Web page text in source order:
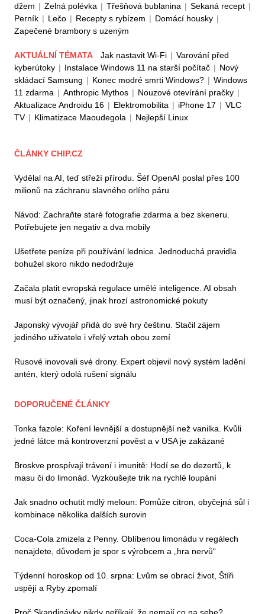
džem | Zelná polévka | Třešňová bublanina | Sekaná recept |
Perník | Lečo | Recepty s rybízem | Domácí housky |
Zapečené brambory s uzeným
AKTUÁLNÍ TÉMATA Jak nastavit Wi-Fi | Varování před
kyberútoky | Instalace Windows 11 na starší počítač | Nový
skládací Samsung | Konec modré smrti Windows? | Windows
11 zdarma | Anthropic Mythos | Nouzové otevírání pračky |
Aktualizace Androidu 16 | Elektromobilita | iPhone 17 | VLC
TV | Klimatizace Maoudegola | Nejlepší Linux
ČLÁNKY CHIP.CZ
Vydělal na AI, teď střeží přírodu. Šéf OpenAI poslal přes 100
milionů na záchranu slavného orlího páru
Návod: Zachraňte staré fotografie zdarma a bez skeneru.
Potřebujete jen negativ a dva mobily
Ušetřete peníze při používání lednice. Jednoduchá pravidla
bohužel skoro nikdo nedodržuje
Začala platit evropská regulace umělé inteligence. AI obsah
musí být označený, jinak hrozí astronomické pokuty
Japonský vývojář přidá do své hry češtinu. Stačil zájem
jediného uživatele i vřelý vztah obou zemí
Rusové inovovali své drony. Expert objevil nový systém ladění
antén, který odolá rušení signálu
DOPORUČENÉ ČLÁNKY
Tonka fazole: Koření levnější a dostupnější než vanilka. Kvůli
jedné látce má kontroverzní pověst a v USA je zakázané
Broskve prospívají trávení i imunitě: Hodí se do dezertů, k
masu či do limonád. Vyzkoušejte trik na rychlé loupání
Jak snadno ochutit mdlý meloun: Pomůže citron, obyčejná sůl i
kombinace několika dalších surovin
Coca-Cola zmizela z Penny. Oblíbenou limonádu v regálech
nenajdete, důvodem je spor s výrobcem a „hra nervů“
Týdenní horoskop od 10. srpna: Lvům se obrací život, Štíři
uspějí a Ryby zpomalí